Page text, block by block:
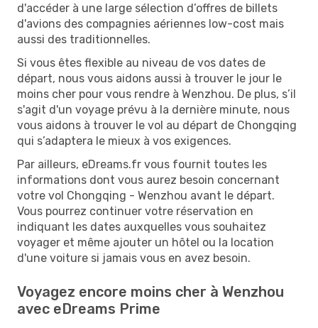
d'accéder à une large sélection d’offres de billets
d'avions des compagnies aériennes low-cost mais
aussi des traditionnelles.
Si vous êtes flexible au niveau de vos dates de
départ, nous vous aidons aussi à trouver le jour le
moins cher pour vous rendre à Wenzhou. De plus, s’il
s'agit d'un voyage prévu à la dernière minute, nous
vous aidons à trouver le vol au départ de Chongqing
qui s’adaptera le mieux à vos exigences.
Par ailleurs, eDreams.fr vous fournit toutes les
informations dont vous aurez besoin concernant
votre vol Chongqing - Wenzhou avant le départ.
Vous pourrez continuer votre réservation en
indiquant les dates auxquelles vous souhaitez
voyager et même ajouter un hôtel ou la location
d'une voiture si jamais vous en avez besoin.
Voyagez encore moins cher à Wenzhou
avec eDreams Prime